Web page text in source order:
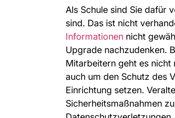
Als Schule sind Sie dafür
sind. Das ist nicht
Informationen nicht
Upgrade nachzudenken.
Mitarbeitern geht es nicht
auch um den Schutz des
Einrichtung setzen.
Sicherheitsmaßnahmen